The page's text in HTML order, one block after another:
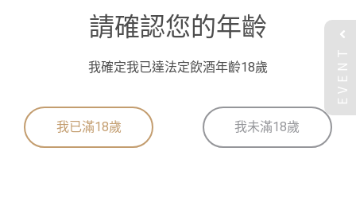
請確認您的年齡
我確定我已達法定飲酒年齡18歲
我已滿18歲 我未滿18歲
黃金澤 辛口 本釀造 720ml
麻糬與青瓜果香氣，入口後甘口中帶著一絲苦澀，尾韻甘甜與明顯旨
EVENT